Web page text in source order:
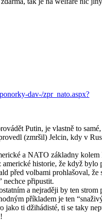
dav-/zpr_nato.aspx?
Putin, je vlastně to
(zmršil) Jelcin, kdy v
a NATO základny
historie, že když bylo
před volbami prohlašoval, že
nechce připustit.
a nejraději by ten
příkladem je ten
jako ti džihádisté, ti se taky